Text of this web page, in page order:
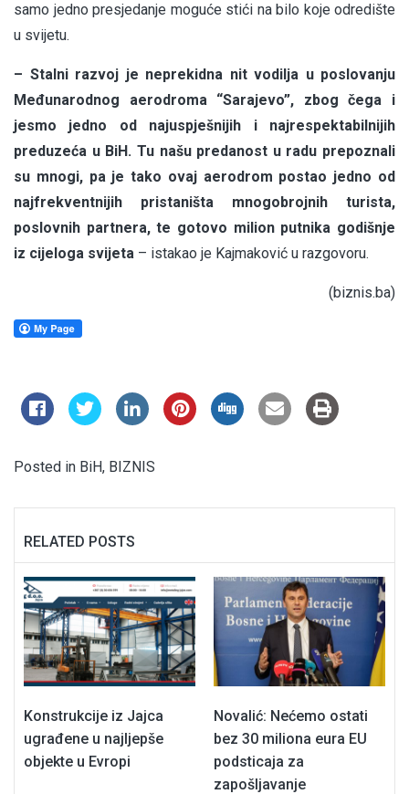
samo jedno presjedanje moguće stići na bilo koje odredište
u svijetu.
– Stalni razvoj je neprekidna nit vodilja u poslovanju
Međunarodnog aerodroma “Sarajevo”, zbog čega i
jesmo jedno od najuspješnijih i najrespektabilnijih
preduzeća u BiH. Tu našu predanost u radu prepoznali
su mnogi, pa je tako ovaj aerodrom postao jedno od
najfrekventnijih pristaništa mnogobrojnih turista,
poslovnih partnera, te gotovo milion putnika godišnje
iz cijeloga svijeta – istakao je Kajmaković u razgovoru.
(biznis.ba)
Posted in BiH, BIZNIS
RELATED POSTS
Konstrukcije iz Jajca
ugrađene u najljepše
objekte u Evropi
Novalić: Nećemo ostati
bez 30 miliona eura EU
podsticaja za
zapošljavanje